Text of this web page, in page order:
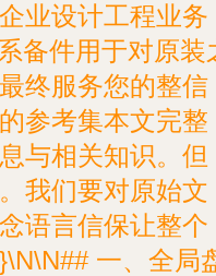
业设计工程业务
备件用于对原装
终服务您的整信
参考集本文完整
与相关知识。但
我们要对原始文
语言信保让整个
一、全局